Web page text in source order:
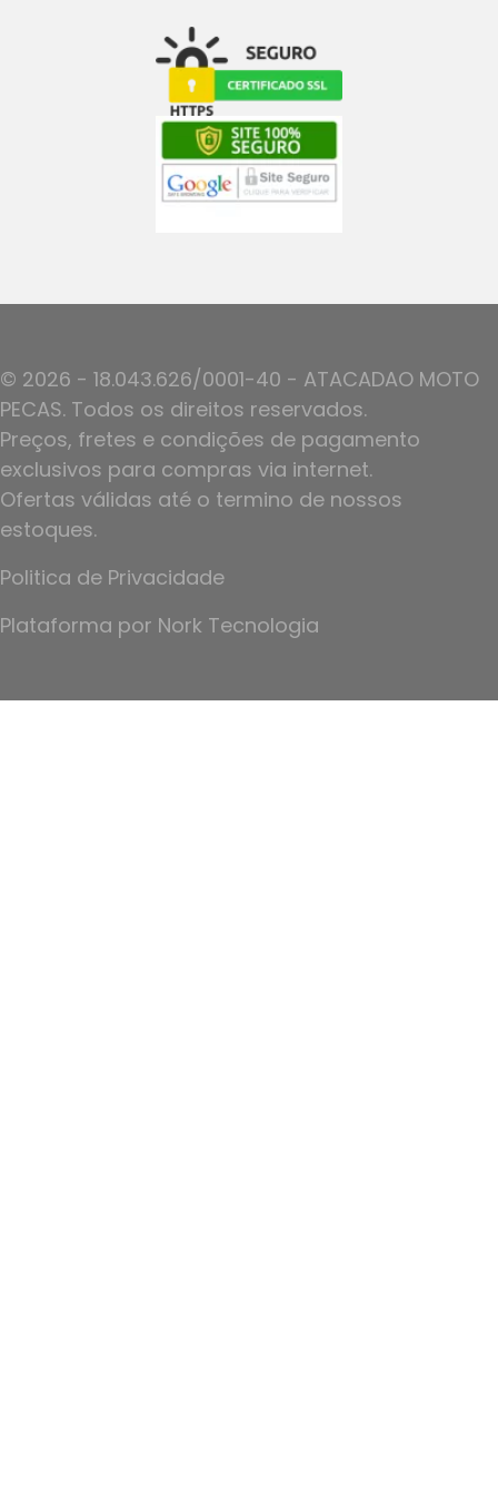
© 2026 - 18.043.626/0001-40 - ATACADAO MOTO
PECAS. Todos os direitos reservados.
Preços, fretes e condições de pagamento
exclusivos para compras via internet.
Ofertas válidas até o termino de nossos
estoques.
Politica de Privacidade
Plataforma por Nork Tecnologia